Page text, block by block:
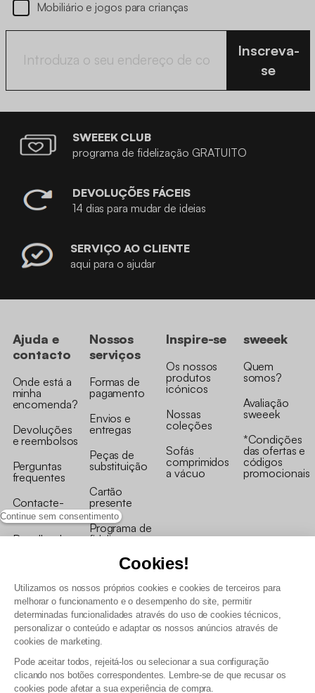
Continue sem consentimento
Cookies!
Utilizamos os nossos próprios cookies e cookies de terceiros para
melhorar o funcionamento e o desempenho do site, permitir
determinadas funcionalidades através do uso de cookies técnicos,
personalizar o conteúdo e adaptar os nossos anúncios através de
cookies de marketing.
Pode aceitar todos, rejeitá-los ou selecionar a sua configuração
clicando nos botões correspondentes. Lembre-se de que recusar os
cookies pode afetar a sua experiência de compra.
Mobiliário e jogos para crianças
Inscreva-
se
SWEEEK CLUB
programa de fidelização GRATUITO
DEVOLUÇÕES FÁCEIS
14 dias para mudar de ideias
SERVIÇO AO CLIENTE
aqui para o ajudar
Ajuda e
contacto
Onde está a
minha
encomenda?
Devoluções
e reembolsos
Perguntas
frequentes
Contacte-
nos
Recolha de
Nossos
serviços
Formas de
pagamento
Envios e
entregas
Peças de
substituição
Cartão
presente
Programa de
fidelizaçao
Inspire-se
Os nossos
produtos
icónicos
Nossas
coleções
Sofás
comprimidos
a vácuo
sweeek
Quem
somos?
Avaliação
sweeek
*Condições
das ofertas e
códigos
promocionais
Termos e Condições Gerais de Venda e Aviso Legal
Gestão de dados pessoais e política de cookies
Termos e condições gerais de venda pro